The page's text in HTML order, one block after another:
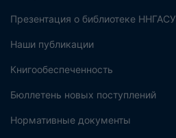
Презентация о библиотеке ННГАСУ
Наши публикации
Книгообеспеченность
Бюллетень новых поступлений
Нормативные документы